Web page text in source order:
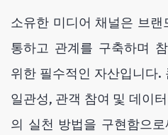
소유한 미디어 채널은 브
통하고 관계를 구축하며
위한 필수적인 자산입니다.
일관성, 관객 참여 및 데이
의 실천 방법을 구현함으